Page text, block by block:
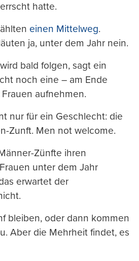
hatte.
einen Mittelweg.
ja, unter dem Jahr nein.
bald folgen, sagt ein
noch eine – am Ende
aufnehmen.
nur für ein Geschlecht: die
Zunft. Men not welcome.
Zünfte ihren
unter dem Jahr
erwartet der
bleiben, oder dann kommen
Aber die Mehrheit findet, es